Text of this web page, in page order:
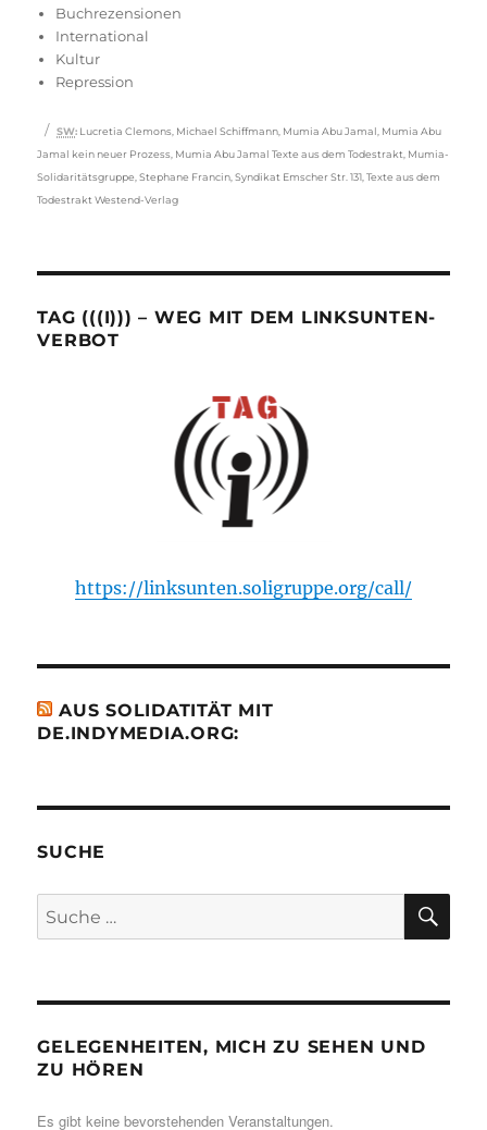
Buchrezensionen
International
Kultur
Repression
Schlagwörter
SW: Lucretia Clemons Michael Schiffmann Mumia Abu Jamal Mumia Abu
Jamal kein neuer Prozess Mumia Abu Jamal Texte aus dem Todestrakt Mumia-
Solidaritätsgruppe ,Stephane Francin ,Syndikat Emscher Str. 131 ,Texte aus dem
Todestrakt Westend-Verlag
TAG (((I))) – WEG MIT DEM LINKSUNTEN-
VERBOT
https://linksunten.soligruppe.org/call/
AUS SOLIDATITÄT MIT
DE.INDYMEDIA.ORG:
SUCHE
Suche
nach:
GELEGENHEITEN, MICH ZU SEHEN UND
ZU HÖREN
Es gibt keine bevorstehenden Veranstaltungen.